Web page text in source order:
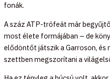
fonák.
A száz ATP-trófeát már
most élete formájában – de
elődöntőt játszik a Garroson, és
szettben megszorítani a